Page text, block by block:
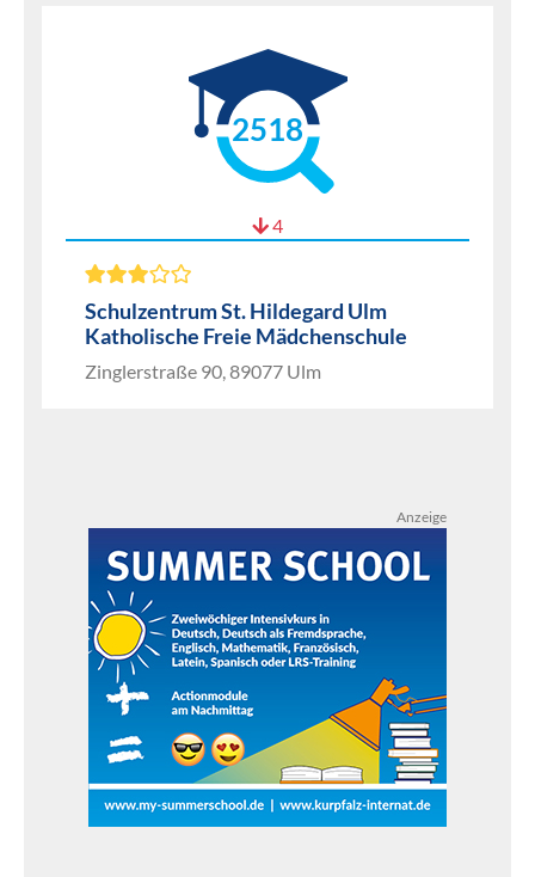
2518
4
Schulzentrum St. Hildegard Ulm
Katholische Freie Mädchenschule
Zinglerstraße 90, 89077 Ulm
Anzeige